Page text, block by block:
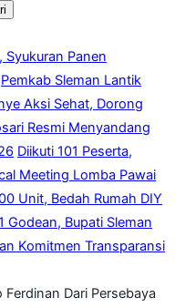
Syukuran Panen
Pemkab Sleman Lantik
Aksi Sehat, Dorong
Resmi Menyandang
Diikuti 101 Peserta,
Meeting Lomba Pawai
Unit, Bedah Rumah DIY
Godean, Bupati Sleman
Komitmen Transparansi
Ferdinan Dari Persebaya